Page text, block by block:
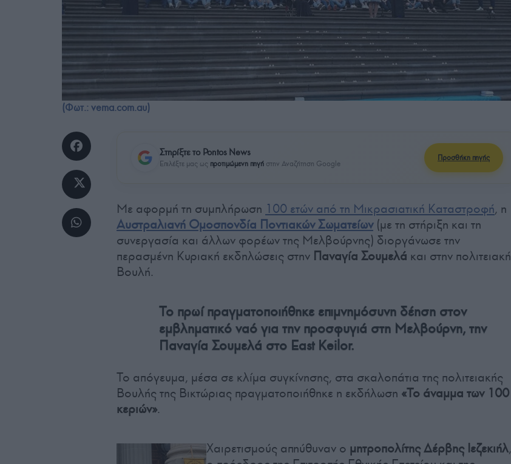
(Φωτ.: vema.com.au)
Στηρίξτε το Pontos News
Επιλέξτε μας ως προτιμώμενη πηγή στην Αναζήτηση Google
Προσθήκη πηγής
Με αφορμή τη συμπλήρωση 100 ετών από τη Μικρασιατική Καταστροφή, η
Αυστραλιανή Ομοσπονδία Ποντιακών Σωματείων(με τη στήριξη και τη
συνεργασία και άλλων φορέων της Μελβούρνης) διοργάνωσε την
περασμένη Κυριακή εκδηλώσεις στην Παναγία Σουμελά και στην πολιτειακή
Βουλή.
Το πρωί πραγματοποιήθηκε επιμνημόσυνη δέηση στον
εμβληματικό ναό για την προσφυγιά στη Μελβούρνη, την
Παναγία Σουμελά στο East Keilor.
Το απόγευμα, μέσα σε κλίμα συγκίνησης, στα σκαλοπάτια της πολιτειακής
Βουλής της Βικτώριας πραγματοποιήθηκε η εκδήλωση «Το άναμμα των 100
κεριών».
Χαιρετισμούς απηύθυναν ο μητροπολίτης Δέρβης Ιεζεκιήλ,